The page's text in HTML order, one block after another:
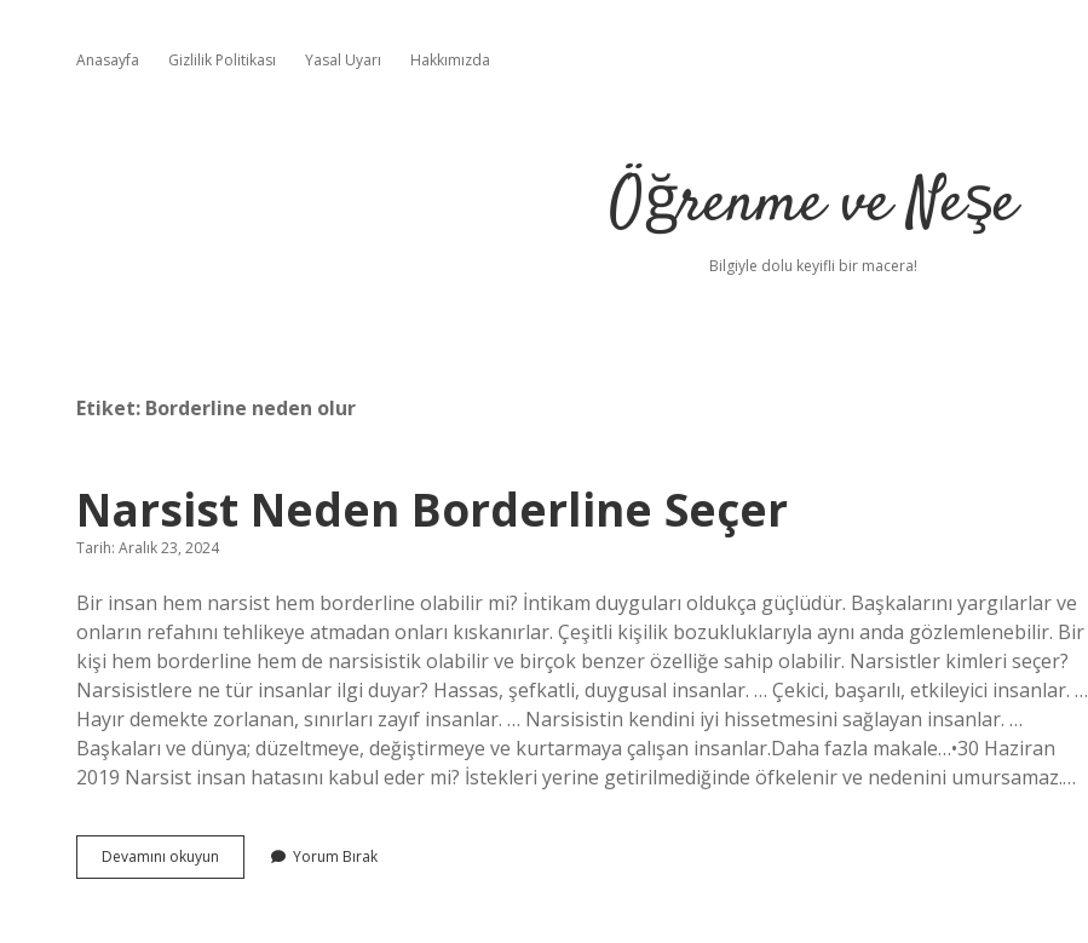
Anasayfa Gizlilik Politikası Yasal Uyarı Hakkımızda
Öğrenme ve Neşe
Bilgiyle dolu keyifli bir macera!
Etiket: Borderline neden olur
Narsist Neden Borderline Seçer
Tarih: Aralık 23, 2024
Bir insan hem narsist hem borderline olabilir mi? İntikam duyguları oldukça güçlüdür. Başkalarını yargılarlar ve
onların refahını tehlikeye atmadan onları kıskanırlar. Çeşitli kişilik bozukluklarıyla aynı anda gözlemlenebilir. Bir
kişi hem borderline hem de narsisistik olabilir ve birçok benzer özelliğe sahip olabilir. Narsistler kimleri seçer?
Narsisistlere ne tür insanlar ilgi duyar? Hassas, şefkatli, duygusal insanlar. … Çekici, başarılı, etkileyici insanlar. …
Hayır demekte zorlanan, sınırları zayıf insanlar. … Narsisistin kendini iyi hissetmesini sağlayan insanlar. …
Başkaları ve dünya; düzeltmeye, değiştirmeye ve kurtarmaya çalışan insanlar.Daha fazla makale…•30 Haziran
2019 Narsist insan hatasını kabul eder mi? İstekleri yerine getirilmediğinde öfkelenir ve nedenini umursamaz.…
Devamını okuyun
Neden
Yorum Bırak